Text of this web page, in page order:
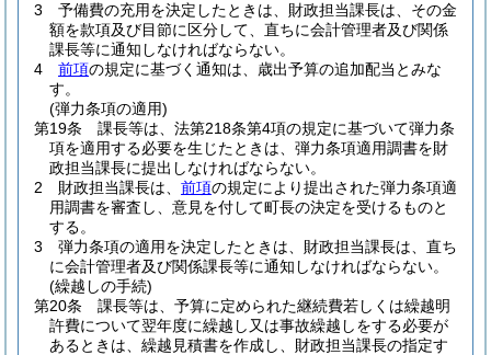
3
予備費の充用を決定したときは、財政担当課長は、その金
額を款項及び目節に区分して、直ちに会計管理者及び関係
課長等に通知しなければならない。
4
前項の規定に基づく通知は、歳出予算の追加配当とみな
す。
(弾力条項の適用)
第19条
課長等は、法第218条第4項の規定に基づいて弾力条
項を適用する必要を生じたときは、弾力条項適用調書を財
政担当課長に提出しなければならない。
2
財政担当課長は、 前項の規定により提出された弾力条項適
用調書を審査し、意見を付して町長の決定を受けるものと
する。
3
弾力条項の適用を決定したときは、財政担当課長は、直ち
に会計管理者及び関係課長等に通知しなければならない。
(繰越しの手続)
第20条
課長等は、予算に定められた継続費若しくは繰越明
許費について翌年度に繰越し又は事故繰越しをする必要が
あるときは、繰越見積書を作成し、財政担当課長の指定す